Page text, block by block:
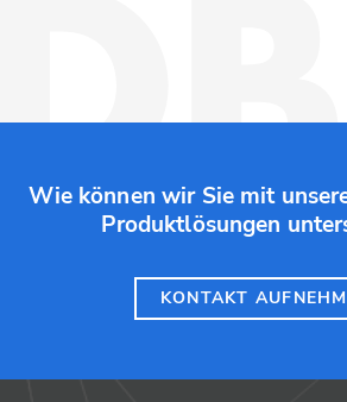
Wie können wir Sie mit
Produktlösungen
KONTAKT